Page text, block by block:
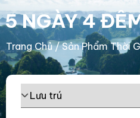
5 NGÀY 4
Trang Chủ/ Sản Phẩm Thời